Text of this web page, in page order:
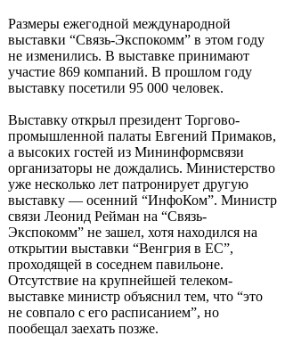
Размеры ежегодной международной
выставки “Связь-Экспокомм” в этом году
не изменились. В выставке принимают
участие 869 компаний. В прошлом году
выставку посетили 95 000 человек.
Выставку открыл президент Торгово-
промышленной палаты Евгений Примаков,
а высоких гостей из Мининформсвязи
организаторы не дождались. Министерство
уже несколько лет патронирует другую
выставку — осенний “ИнфоКом”. Министр
связи Леонид Рейман на “Связь-
Экспокомм” не зашел, хотя находился на
открытии выставки “Венгрия в ЕС”,
проходящей в соседнем павильоне.
Отсутствие на крупнейшей телеком-
выставке министр объяснил тем, что “это
не совпало с его расписанием”, но
пообещал заехать позже.